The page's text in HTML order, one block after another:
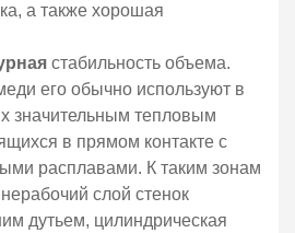
а также хорошая
стабильность объема.
его обычно используют в
значительным тепловым
в прямом контакте с
расплавами. К таким зонам
слой стенок
дутьем, цилиндрическая